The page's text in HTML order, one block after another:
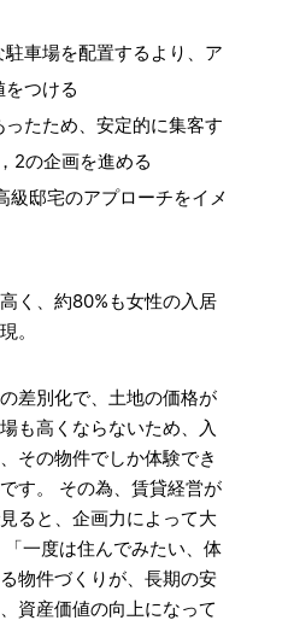
車場を配置するより、ア
つける
たため、安定的に集客す
2の企画を進める
級邸宅のアプローチをイメ
く、約80%も女性の入居
。
差別化で、土地の価格が
も高くならないため、入
その物件でしか体験でき
す。
その為、賃貸経営が
ると、企画力によって大
「一度は住んでみたい、体
物件づくりが、長期の安
資産価値の向上になって